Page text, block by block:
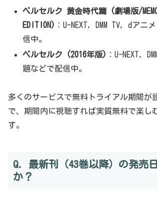
ベルセルク 黄金時代篇 (劇場版/
EDITION) ：U-NEXT, DMM TV, dアニ
信中。
ベルセルク (2016年版) ：U-NEXT,
題などで配信中。
多くのサービスで無料トライアル期間が
で、期間内に視聴すれば実質無料で楽し
す。
Q. 最新刊（43巻以降）の発売
か？